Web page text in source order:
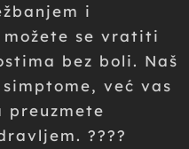
i
se vratiti
bez boli. Naš
već vas
????